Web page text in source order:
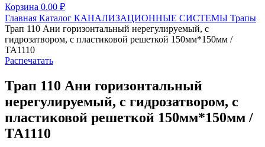
Корзина 0.00 ₽
Главная Каталог КАНАЛИЗАЦИОННЫЕ СИСТЕМЫ Трапы
Трап 110 Ани горизонтальный нерегулируемый, с
гидрозатвором, с пластиковой решеткой 150мм*150мм /
ТА1110
Распечатать
Трап 110 Ани горизонтальный
нерегулируемый, с гидрозатвором, с
пластиковой решеткой 150мм*150мм /
ТА1110